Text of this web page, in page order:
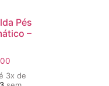
Pés
–
3x de